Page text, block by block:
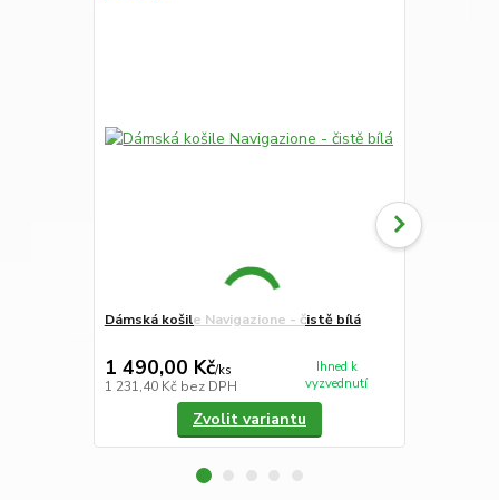
Dámská košile Navigazione - čistě bílá
1 490,00 Kč/ks
1 231,40 Kč bez DPH
Ihned k
vyzvednutí
Zvolit variantu